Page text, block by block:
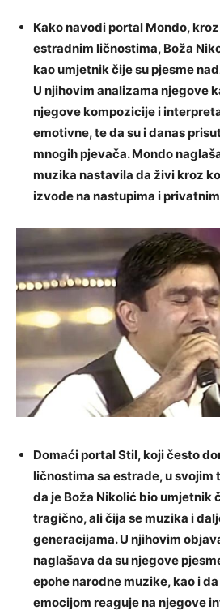
Kako navodi portal Mondo,
estradnim ličnostima, Boža
kao umjetnik čije su pjesme
U njihovim analizama njegove
njegove kompozicije i
emotivne, te da su i danas
mnogih pjevača. Mondo
muzika nastavila da živi kroz
izvode na nastupima i
Domaći portal Stil, koji često
ličnostima sa estrade, u svojim
da je Boža Nikolić bio umjetnik
tragično, ali čija se muzika i
generacijama. U njihovim
naglašava da su njegove
epohe narodne muzike, kao i
emocijom reaguje na njegove